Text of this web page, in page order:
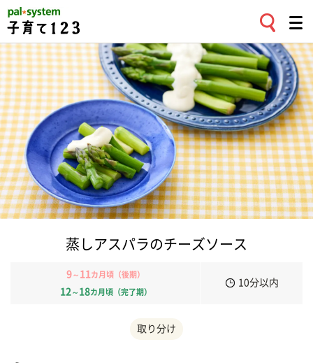
蒸しアスパラのチーズソース
9～ 11 カ月頃（後期）
12 ～ 18カ月頃（完了期）
10分以内
取り分け